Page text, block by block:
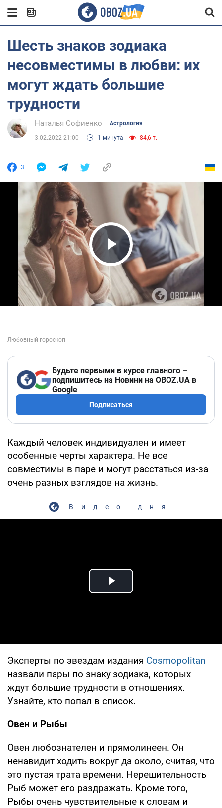
Шесть знаков зодиака
несовместимы в любви: их
могут ждать большие
трудности
Наталья Софиенко Астрология
3.02.2022 21:00 1 минута 84,6 т.
3
Play Video
Будьте первыми в курсе главного –
подпишитесь на Новини на OBOZ.UA в
Google
Подписаться
Каждый человек индивидуален и имеет
особенные черты характера. Не все
совместимы в паре и могут расстаться из-за
очень разных взглядов на жизнь.
Видео дня
Play Video
Эксперты по звездам издания Сosmopolitan
назвали пары по знаку зодиака, которых
ждут большие трудности в отношениях.
Узнайте, кто попал в список.
Овен и Рыбы
Овен любознателен и прямолинеен. Он
ненавидит ходить вокруг да около, считая, что
это пустая трата времени. Нерешительность
Рыб может его раздражать. Кроме того,
Рыбы очень чувствительные к словам и